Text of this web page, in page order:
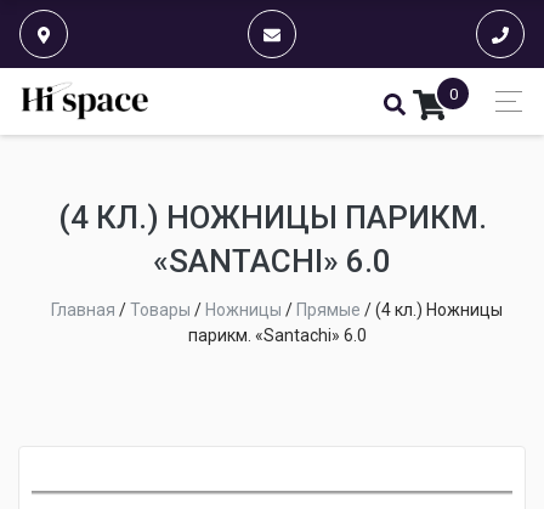
0
(4 КЛ.) НОЖНИЦЫ ПАРИКМ.
«SANTACHI» 6.0
Главная /Товары / Ножницы / Прямые /(4 кл.) Ножницы
парикм. «Santachi» 6.0